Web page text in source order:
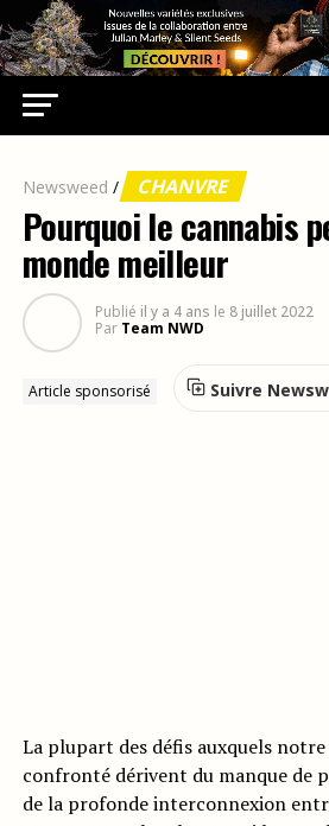
Newsweed / CHANVRE
Pourquoi le cannabis
monde meilleur
Publié il y a 4 ans le 8 juillet 2022
Par Team NWD
Article sponsorisé Suivre
La plupart des défis auxquels
confronté dérivent du manque de
de la profonde interconnexion